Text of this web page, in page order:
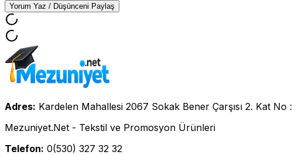
Yorum Yaz / Düşünceni Paylaş
Adres: Kardelen Mahallesi 2067 Sokak Bener Çarşısı 2. Kat
Mezuniyet.Net - Tekstil ve Promosyon Ürünleri
Telefon: 0(530) 327 32 32